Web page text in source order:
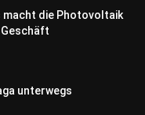
macht die Photovoltaik
unterwegs